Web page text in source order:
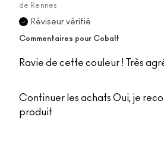
de Rennes
Réviseur vérifié
Commentaires pour Cobalt
Ravie de cette couleur ! Très
Continuer les achats Oui, je
produit